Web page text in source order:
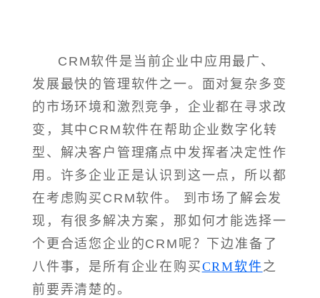
CRM软件是当前企业中应用最广、
发展最快的管理软件之一。面对复杂多变
的市场环境和激烈竞争，企业都在寻求改
变，其中CRM软件在帮助企业数字化转
型、解决客户管理痛点中发挥者决定性作
用。许多企业正是认识到这一点，所以都
在考虑购买CRM软件。 到市场了解会发
现，有很多解决方案，那如何才能选择一
个更合适您企业的CRM呢？下边准备了
八件事，是所有企业在购买CRM软件之
前要弄清楚的。